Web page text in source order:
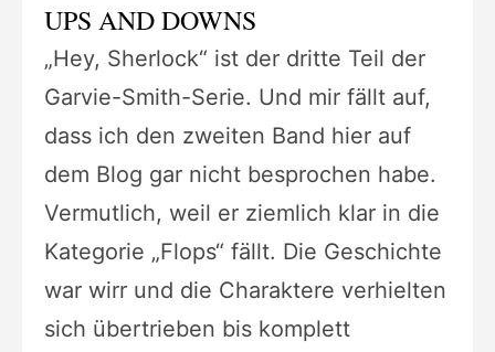
UPS AND DOWNS
„Hey, Sherlock“ ist der dritte Teil der
Garvie-Smith-Serie. Und mir fällt auf,
dass ich den zweiten Band hier auf
dem Blog gar nicht besprochen habe.
Vermutlich, weil er ziemlich klar in die
Kategorie „Flops“ fällt. Die Geschichte
war wirr und die Charaktere verhielten
sich übertrieben bis komplett